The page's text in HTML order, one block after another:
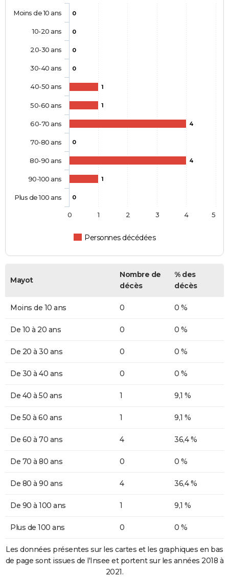
0
0
0
0
1
1
4
0
4
1
0
Personnes décédées
Moins de 10 ans
10-20 ans
20-30 ans
30-40 ans
40-50 ans
50-60 ans
60-70 ans
70-80 ans
80-90 ans
90-100 ans
Plus de 100 ans
0 1 2 3 4 5
Mayot
Nombre de
décès
% des
décès
Moins de 10 ans 0 0 %
De 10 à 20 ans 0 0 %
De 20 à 30 ans 0 0 %
De 30 à 40 ans 0 0 %
De 40 à 50 ans 1 9,1 %
De 50 à 60 ans 1 9,1 %
De 60 à 70 ans 4 36,4 %
De 70 à 80 ans 0 0 %
De 80 à 90 ans 4 36,4 %
De 90 à 100 ans 1 9,1 %
Plus de 100 ans 0 0 %
Les données présentes sur les cartes et les graphiques en bas
de page sont issues de l'Insee et portent sur les années 2018 à
2021.